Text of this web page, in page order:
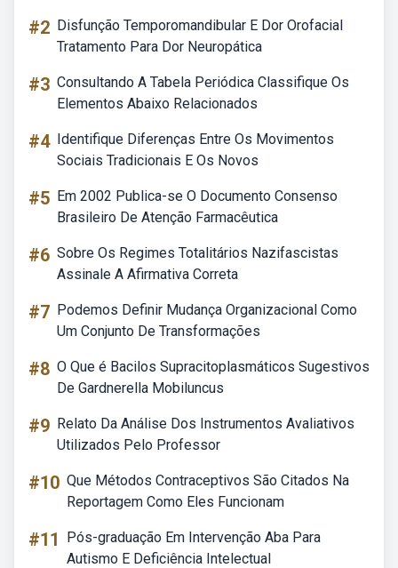
#2 Disfunção Temporomandibular E Dor Orofacial
Tratamento Para Dor Neuropática
#3 Consultando A Tabela Periódica Classifique Os
Elementos Abaixo Relacionados
#4 Identifique Diferenças Entre Os Movimentos
Sociais Tradicionais E Os Novos
#5 Em 2002 Publica-se O Documento Consenso
Brasileiro De Atenção Farmacêutica
#6 Sobre Os Regimes Totalitários Nazifascistas
Assinale A Afirmativa Correta
#7 Podemos Definir Mudança Organizacional Como
Um Conjunto De Transformações
#8 O Que é Bacilos Supracitoplasmáticos Sugestivos
De Gardnerella Mobiluncus
#9 Relato Da Análise Dos Instrumentos Avaliativos
Utilizados Pelo Professor
#10 Que Métodos Contraceptivos São Citados Na
Reportagem Como Eles Funcionam
#11
Pós-graduação Em Intervenção Aba Para
Autismo E Deficiência Intelectual